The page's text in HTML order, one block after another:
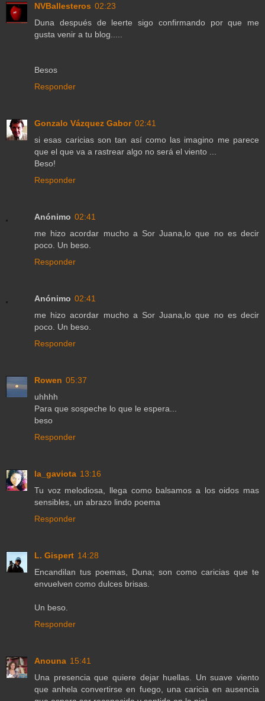
NVBallesteros 02:23
Duna después de leerte sigo confirmando por que me
gusta venir a tu blog.....
Besos
Responder
Gonzalo Vázquez Gabor 02:41
si esas caricias son tan así como las imagino me parece
que el que va a rastrear algo no será el viento ...
Beso!
Responder
Anónimo 02:41
me hizo acordar mucho a Sor Juana,lo que no es decir
poco. Un beso.
Responder
Anónimo 02:41
me hizo acordar mucho a Sor Juana,lo que no es decir
poco. Un beso.
Responder
Rowen 05:37
uhhhh
Para que sospeche lo que le espera...
beso
Responder
la_gaviota 13:16
Tu voz melodiosa, llega como balsamos a los oidos mas
sensibles, un abrazo lindo poema
Responder
L. Gispert 14:28
Encandilan tus poemas, Duna; son como caricias que te
envuelven como dulces brisas.
Un beso.
Responder
Anouna 15:41
Una presencia que quiere dejar huellas. Un suave viento
que anhela convertirse en fuego, una caricia en ausencia